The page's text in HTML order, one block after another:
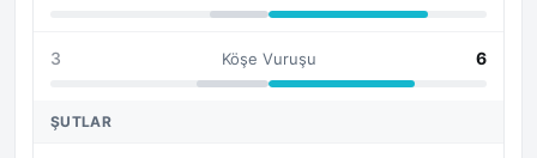
3 Köşe Vuruşu 6
ŞUTLAR